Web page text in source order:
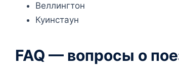
Веллингтон
Куинстаун
FAQ — вопросы о